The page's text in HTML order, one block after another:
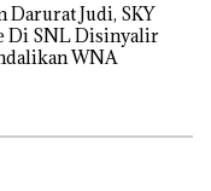
Darurat Judi, SKY
Di SNL Disinyalir
WNA